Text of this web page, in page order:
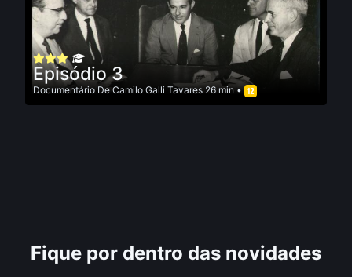
Episódio 3
Documentário De Camilo Galli Tavares26 min •
Fique por dentro das novidades